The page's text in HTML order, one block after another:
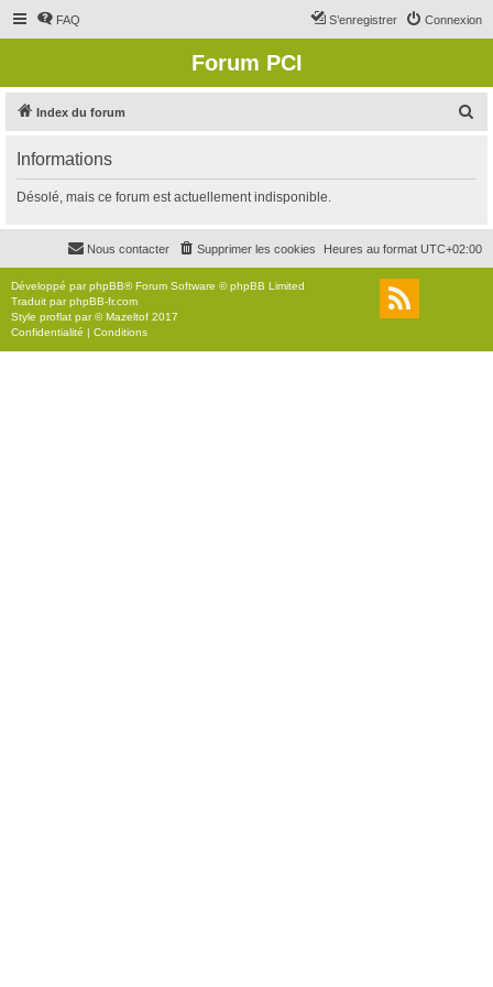
FAQ Connexion
S’enregistrer
Forum PCI
Index du forum
r
c
r
Informations
Désolé, mais ce forum est actuellement indisponible.
Heures au format UTC+02:00
Supprimer les cookies
Nous contacter
Développé parphpBB® Forum Software © phpBB Limited
Traduit parphpBB-fr.com
Style proflat par ©Mazeltof 2017
Confidentialité | Conditions